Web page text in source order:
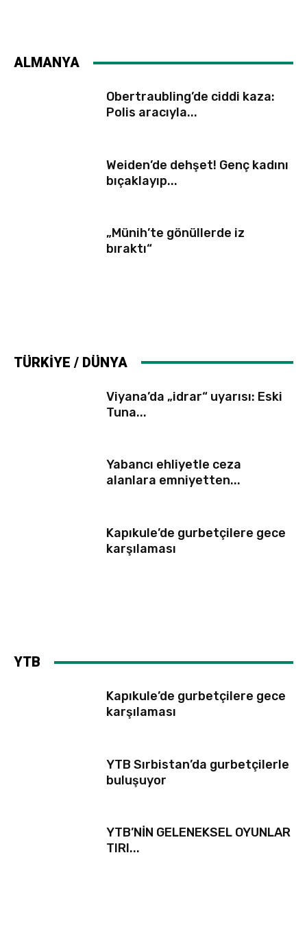
ALMANYA
Obertraubling’de ciddi kaza:
Polis aracıyla...
Weiden’de dehşet! Genç kadını
bıçaklayıp...
„Münih’te gönüllerde iz
bıraktı“
TÜRKİYE / DÜNYA
Viyana’da „idrar“ uyarısı: Eski
Tuna...
Yabancı ehliyetle ceza
alanlara emniyetten...
Kapıkule’de gurbetçilere gece
karşılaması
YTB
Kapıkule’de gurbetçilere gece
karşılaması
YTB Sırbistan’da gurbetçilerle
buluşuyor
YTB’NİN GELENEKSEL OYUNLAR
TIRI...